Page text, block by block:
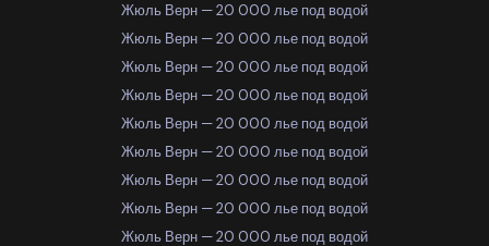
Жюль Верн — 20 000 лье под водой
Жюль Верн — 20 000 лье под водой
Жюль Верн — 20 000 лье под водой
Жюль Верн — 20 000 лье под водой
Жюль Верн — 20 000 лье под водой
Жюль Верн — 20 000 лье под водой
Жюль Верн — 20 000 лье под водой
Жюль Верн — 20 000 лье под водой
Жюль Верн — 20 000 лье под водой